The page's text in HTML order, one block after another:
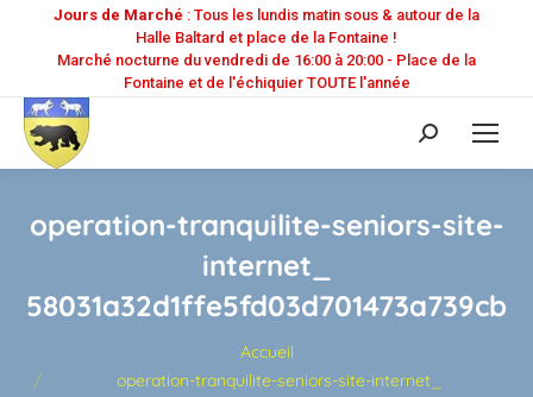
Jours de Marché : Tous les lundis matin sous & autour de la
Halle Baltard et place de la Fontaine !
Marché nocturne du vendredi de 16:00 à 20:00 - Place de la
Fontaine et de l'échiquier TOUTE l'année
Recherche
:
operation-tranquilite-seniors-site-
internet_
58031a32d1ffe5fd03d701473a739cb
Accueil
operation-tranquilite-seniors-site-internet_